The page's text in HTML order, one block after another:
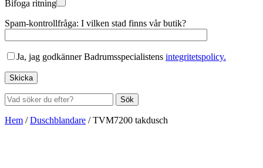
Bifoga ritning
Spam-kontrollfråga: I vilken stad finns vår butik?
Ja, jag godkänner Badrumsspecialistens integritetspolicy.
Sök
Hem /Duschblandare /TVM7200 takdusch